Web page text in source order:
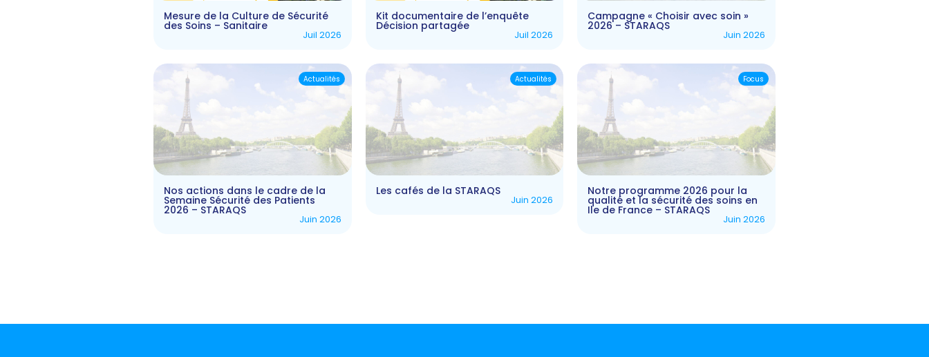
Mesure de la Culture de Sécurité
des Soins – Sanitaire
Juil 2026
Kit documentaire de l’enquête
Décision partagée
Juil 2026
Campagne « Choisir avec soin »
2026 – STARAQS
Juin 2026
Nos actions dans le cadre de la
Semaine Sécurité des Patients
2026 – STARAQS
Juin 2026
Actualités
Les cafés de la STARAQS
Juin 2026
Actualités
Notre programme 2026 pour la
qualité et la sécurité des soins en
Ile de France – STARAQS
Juin 2026
Focus